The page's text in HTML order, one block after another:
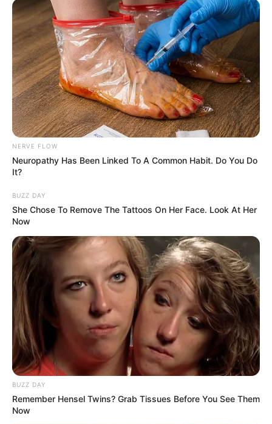
NERVE FLOW
Neuropathy Has Been Linked To A Common Habit. Do You Do
It?
BUZZ DAY
She Chose To Remove The Tattoos On Her Face. Look At Her
Now
BUZZ DAY
Remember Hensel Twins? Grab Tissues Before You See Them
Now